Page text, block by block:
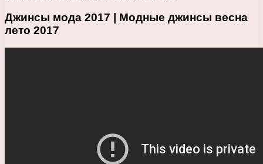
Джинсы мода 2017 | Модные джинсы весна
лето 2017